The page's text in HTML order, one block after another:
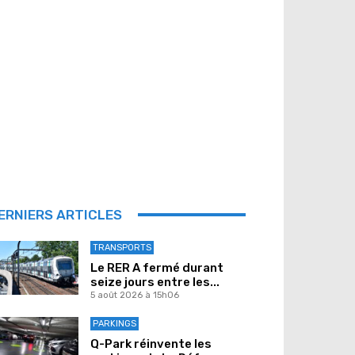
ARTICLES
TRANSPORTS
Le RER A fermé durant
seize jours entre les...
5 août 2026 à 15h06
PARKINGS
Q-Park réinvente les